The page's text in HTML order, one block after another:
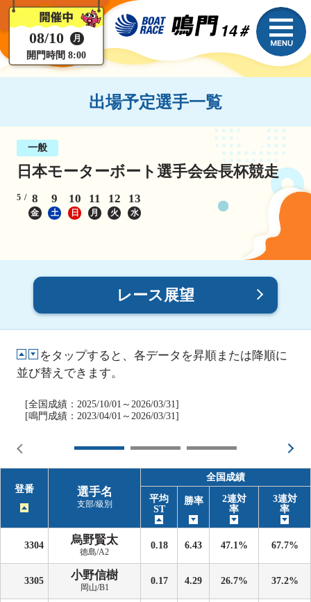
08/10 月
開門時間 8:00
出場予定選手一覧
一般
日本モーターボート選手会会長杯競走
5 8
金
9
土
10
日
11
月
12
火
13
水
レース展望
をタップすると、各データを昇順または降順に
並び替えできます。
[全国成績：2025/10/01～2026/03/31]
[鳴門成績：2023/04/01～2026/03/31]
登番 選手名
支部/級別
全国成績
平均
ST
勝率
2連対
率
3連対
率
3304 烏野賢太
徳島/A2
0.18 6.43 47.1% 67.7%
3305 小野信樹
岡山/B1
0.17 4.29 26.7% 37.2%